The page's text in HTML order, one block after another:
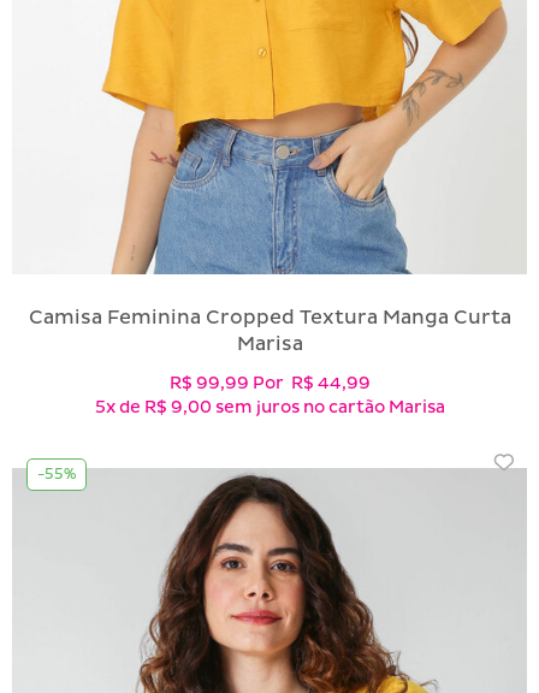
Camisa Feminina Cropped Textura Manga Curta
Marisa
R$ 99,99 Por R$ 44,99
5xde R$ 9,00 sem juros no cartão Marisa
-55%